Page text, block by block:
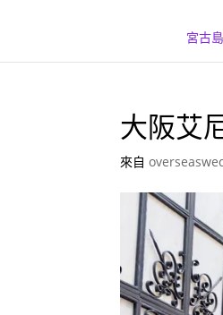
宮古
大阪艾
來自